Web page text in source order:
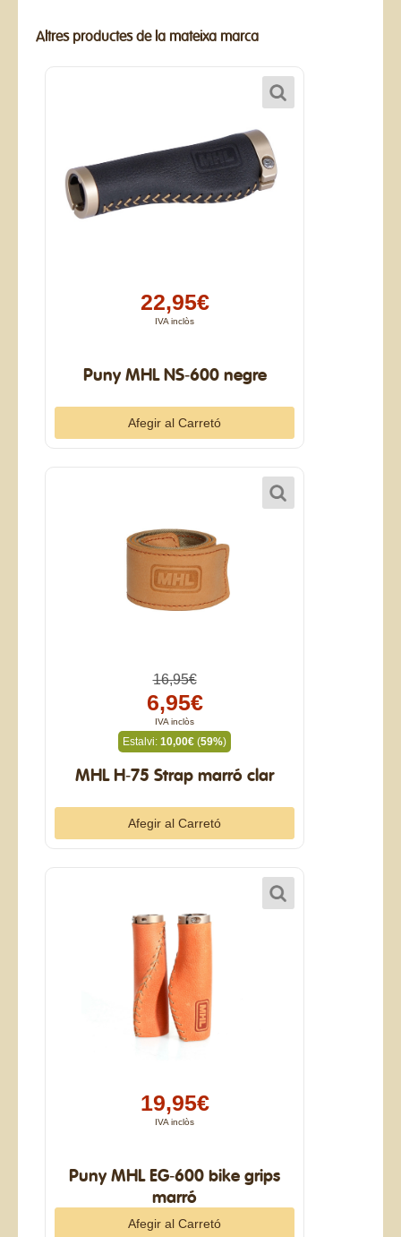
Altres productes de la mateixa marca
22,95€
IVA inclòs
Puny MHL NS-600 negre
16,95€
6,95€
IVA inclòs
Estalvi: 10,00€ (59%)
MHL H-75 Strap marró clar
19,95€
IVA inclòs
Puny MHL EG-600 bike grips
marró